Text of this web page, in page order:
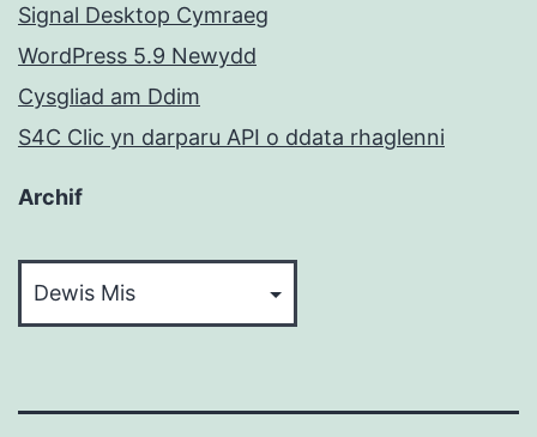
Signal Desktop Cymraeg
WordPress 5.9 Newydd
Cysgliad am Ddim
S4C Clic yn darparu API o ddata rhaglenni
Archif